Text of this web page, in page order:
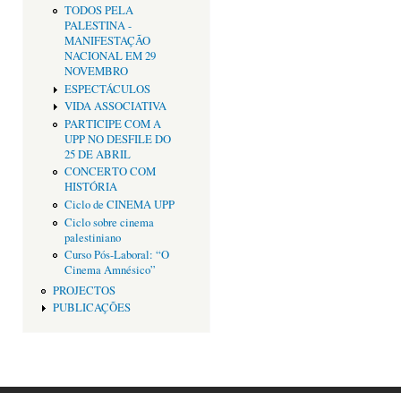
TODOS PELA
PALESTINA -
MANIFESTAÇÃO
NACIONAL EM 29
NOVEMBRO
ESPECTÁCULOS
VIDA ASSOCIATIVA
PARTICIPE COM A
UPP NO DESFILE DO
25 DE ABRIL
CONCERTO COM
HISTÓRIA
Ciclo de CINEMA UPP
Ciclo sobre cinema
palestiniano
Curso Pós-Laboral: “O
Cinema Amnésico”
PROJECTOS
PUBLICAÇÕES